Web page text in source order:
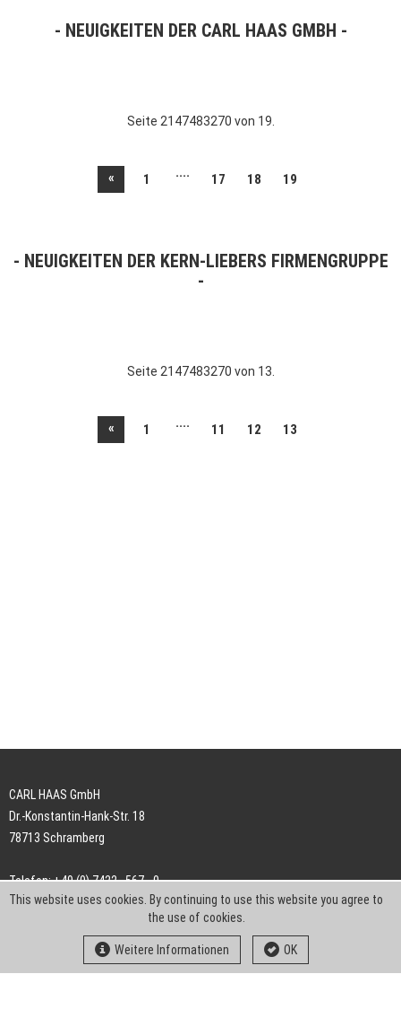
NEUIGKEITEN DER CARL HAAS GMBH
Seite 2147483270 von 19.
« 1 .... 17 18 19
NEUIGKEITEN DER KERN-LIEBERS FIRMENGRUPPE
Seite 2147483270 von 13.
« 1 .... 11 12 13
CARL HAAS GmbH
Dr.-Konstantin-Hank-Str. 18
78713 Schramberg
Telefon: +49 (0) 7422 . 567 - 0
Telefax: +49 (0) 7422 . 567 - 239
info-ch@kern-liebers.com
This website uses cookies. By continuing to use this website you agree to
the use of cookies.
Weitere Informationen OK